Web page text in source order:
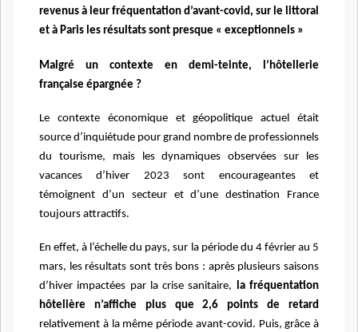
revenus à leur fréquentation d’avant-covid, sur le littoral
et à Paris les résultats sont presque « exceptionnels »
Malgré un contexte en demi-teinte, l’hôtellerie
française épargnée ?
Le contexte économique et géopolitique actuel était
source d’inquiétude pour grand nombre de professionnels
du tourisme, mais les dynamiques observées sur les
vacances d’hiver 2023 sont encourageantes et
témoignent d’un secteur et d’une destination France
toujours attractifs.
En effet, à l’échelle du pays, sur la période du 4 février au 5
mars, les résultats sont très bons : après plusieurs saisons
d’hiver impactées par la crise sanitaire, la fréquentation
hôtelière n’affiche plus que 2,6 points de retard
relativement à la même période avant-covid. Puis, grâce à